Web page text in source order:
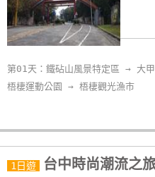
第01天：鐵砧山風景特定區 →
梧棲運動公園 → 梧棲觀光漁市
1日遊 台中時尚潮流之